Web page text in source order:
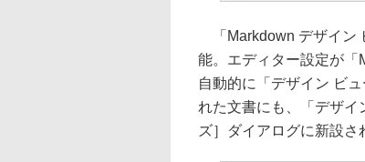
「Markdown デザイン
能。エディター設定が「
自動的に「デザイン ビ
れた文書にも、「デザイ
ズ］ダイアログに新設さ